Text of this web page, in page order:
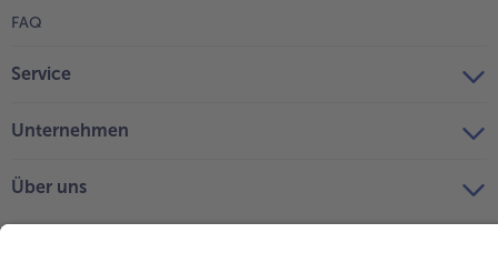
FAQ
Service
Unternehmen
Über uns